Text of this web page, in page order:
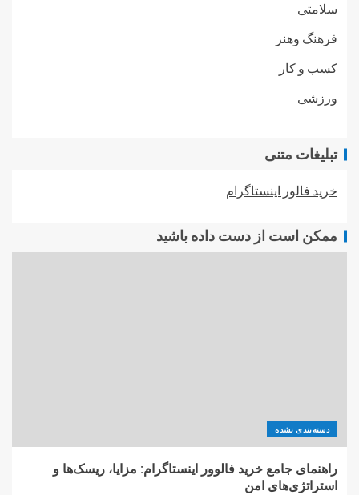
سلامتی
فرهنگ وهنر
کسب و کار
ورزشی
تبلیغات متنی
خرید فالور اینستاگرام
ممکن است از دست داده باشید
دسته‌بندی نشده
راهنمای جامع خرید فالوور اینستاگرام: مزایا، ریسک‌ها و
استراتژی‌های امن